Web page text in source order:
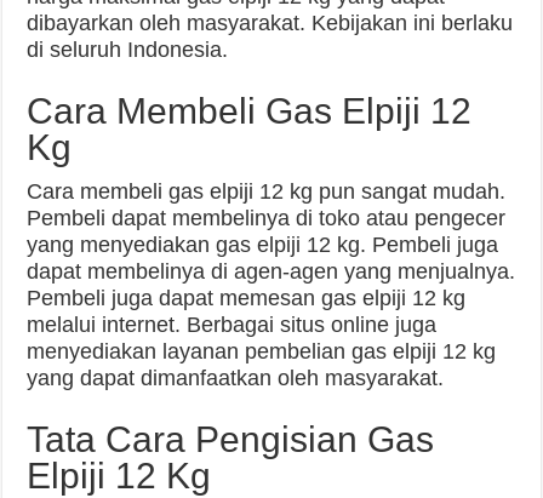
dibayarkan oleh masyarakat. Kebijakan ini berlaku
di seluruh Indonesia.
Cara Membeli Gas Elpiji 12
Kg
Cara membeli gas elpiji 12 kg pun sangat mudah.
Pembeli dapat membelinya di toko atau pengecer
yang menyediakan gas elpiji 12 kg. Pembeli juga
dapat membelinya di agen-agen yang menjualnya.
Pembeli juga dapat memesan gas elpiji 12 kg
melalui internet. Berbagai situs online juga
menyediakan layanan pembelian gas elpiji 12 kg
yang dapat dimanfaatkan oleh masyarakat.
Tata Cara Pengisian Gas
Elpiji 12 Kg